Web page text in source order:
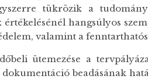
tükrözik a
hangsúlyos
valamint a
ütemezése a
beadásának